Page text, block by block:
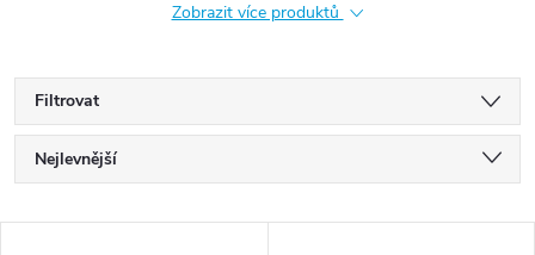
Zobrazit více produktů
Filtrovat
Ř
a
Nejlevnější